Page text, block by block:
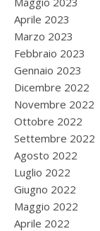
Aprile 2023
Marzo 2023
Febbraio 2023
Gennaio 2023
Dicembre 2022
Novembre 2022
Ottobre 2022
Settembre 2022
Agosto 2022
Luglio 2022
Giugno 2022
Maggio 2022
Aprile 2022